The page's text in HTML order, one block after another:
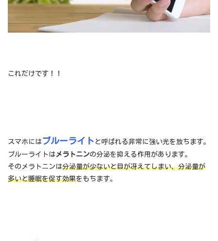
これだけです！！
スマホには ブルーライト と呼ばれる非常に強い光を放ちます。
ブルーライトは メラトニンの分泌を抑える作用があります。
そのメラトニンは分泌量が少ないと目が冴えてしまい、分泌量が
多いと睡眠を促す効果をもちます。